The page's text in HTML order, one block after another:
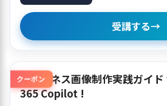
受講する→
クーポン
AIビジネス画像制作実践ガイ
365 Copilot !